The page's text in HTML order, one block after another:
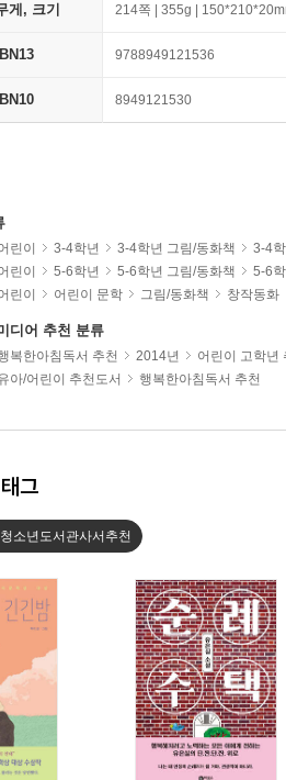
게, 크기 214쪽 | 355g |
9788949121536
8949121530
린이 3-4학년 3-4학년 그림/동화책
3-4
린이 5-6학년 5-6학년 그림/동화책
5-6
린이 어린이 문학 그림/동화책 창작동화
디어 추천 분류
복한아침독서 추천 2014년
어린이 고학년
아/어린이 추천도서 행복한아침독서 추천
그
소년도서관사서추천